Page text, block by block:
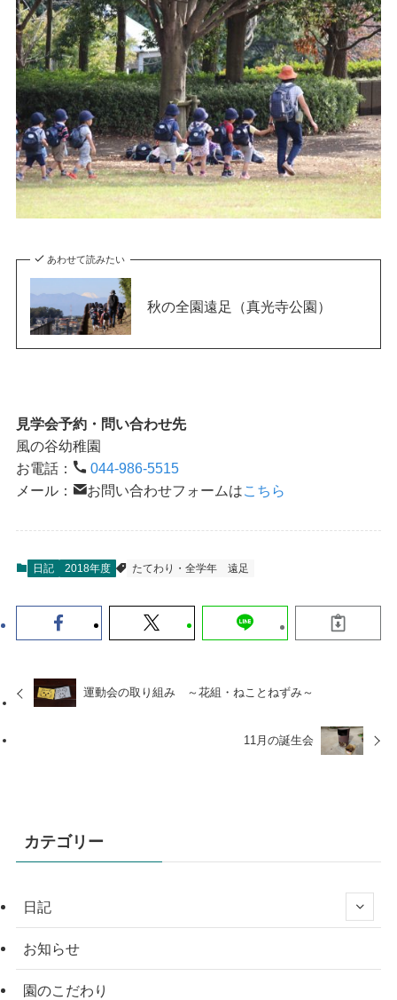
あわせて読みたい
秋の全園遠足（真光寺公園）
見学会予約・問い合わせ先
風の谷幼稚園
お電話：
044-986-5515
メール：
お問い合わせフォームはこちら
日記 2018年度 たてわり・全学年 遠足
運動会の取り組み ～花組・ねことねずみ～
11月の誕生会
カテゴリー
日記
お知らせ
園のこだわり